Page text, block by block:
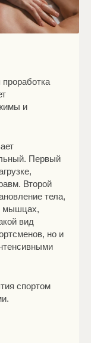
и
Первый
Второй
тела,
мышцах,
вид
но и
спортом